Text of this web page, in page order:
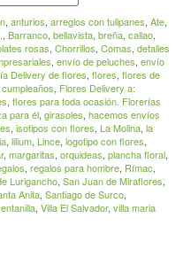
, anturios, arreglos con tulipanes, Ate,
, Barranco, bellavista, breña, callao,
rosas, Chorrillos, Comas, detalles
, envío de peluches, envío
Delivery de flores, flores, flores de
, Flores Delivery a:
, flores para toda ocasión. Florerías
para él, girasoles, hacemos envíos
, isotipos con flores, La Molina, la
, lilium, Lince, logotipo con flores,
, margaritas, orquideas, plancha floral,
, regalos para hombre, Rímac,
Lurigancho, San Juan de Miraflores,
Anita, Santiago de Surco,
, Villa El Salvador, villa maria